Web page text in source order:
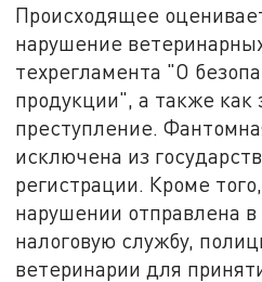
Происходящее
нарушение
техрегламента "О
продукции", а также как
преступление.
исключена из
регистрации. Кроме
нарушении отправлена в
налоговую службу,
ветеринарии для